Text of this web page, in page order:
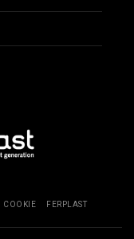
COOKIE FERPLAST